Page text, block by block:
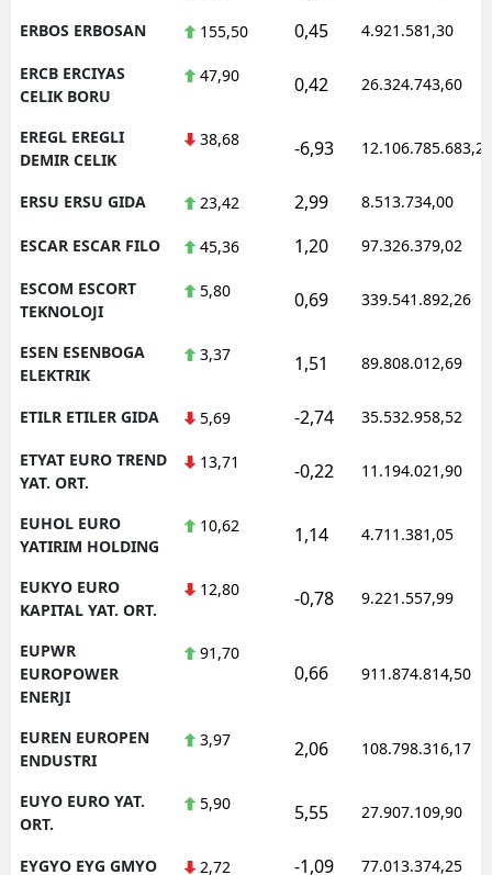
ERBOS ERBOSAN 155,50 0,45 4.921.581,30
ERCB ERCIYAS
CELIK BORU
47,90 0,42 26.324.743,60
EREGL EREGLI
DEMIR CELIK
38,68 -6,93 12.106.785.683,20
ERSU ERSU GIDA 23,42 2,99 8.513.734,00
ESCAR ESCAR FILO 45,36 1,20 97.326.379,02
ESCOM ESCORT
TEKNOLOJI
5,80 0,69 339.541.892,26
ESEN ESENBOGA
ELEKTRIK
3,37 1,51 89.808.012,69
ETILR ETILER GIDA 5,69 -2,74 35.532.958,52
ETYAT EURO TREND
YAT. ORT.
13,71 -0,22 11.194.021,90
EUHOL EURO
YATIRIM HOLDING
10,62 1,14 4.711.381,05
EUKYO EURO
KAPITAL YAT. ORT.
12,80 -0,78 9.221.557,99
EUPWR
EUROPOWER
ENERJI
91,70
0,66 911.874.814,50
EUREN EUROPEN
ENDUSTRI
3,97 2,06 108.798.316,17
EUYO EURO YAT.
ORT.
5,90 5,55 27.907.109,90
EYGYO EYG GMYO 2,72 -1,09 77.013.374,25